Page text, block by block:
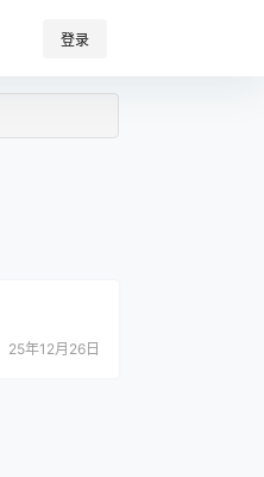
登录
25年12月26日